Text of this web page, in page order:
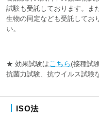
試験も受託しております。ま
生物の同定なども受託してお
い。
★ 効果試験はこちら(接種試
抗菌力試験、抗ウイルス試験
ISO法